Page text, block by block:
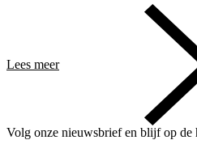
Lees meer
Volg onze nieuwsbrief en blijf op de